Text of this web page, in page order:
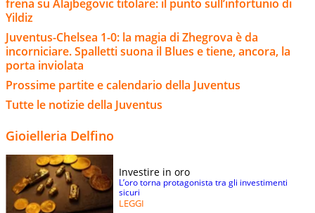
frena su Alajbegovic titolare: il punto sull’infortunio di
Yildiz
Juventus-Chelsea 1-0: la magia di Zhegrova è da
incorniciare. Spalletti suona il Blues e tiene, ancora, la
porta inviolata
Prossime partite e calendario della Juventus
Tutte le notizie della Juventus
Gioielleria Delfino
Investire in oro
L’oro torna protagonista tra gli investimenti
sicuri
LEGGI